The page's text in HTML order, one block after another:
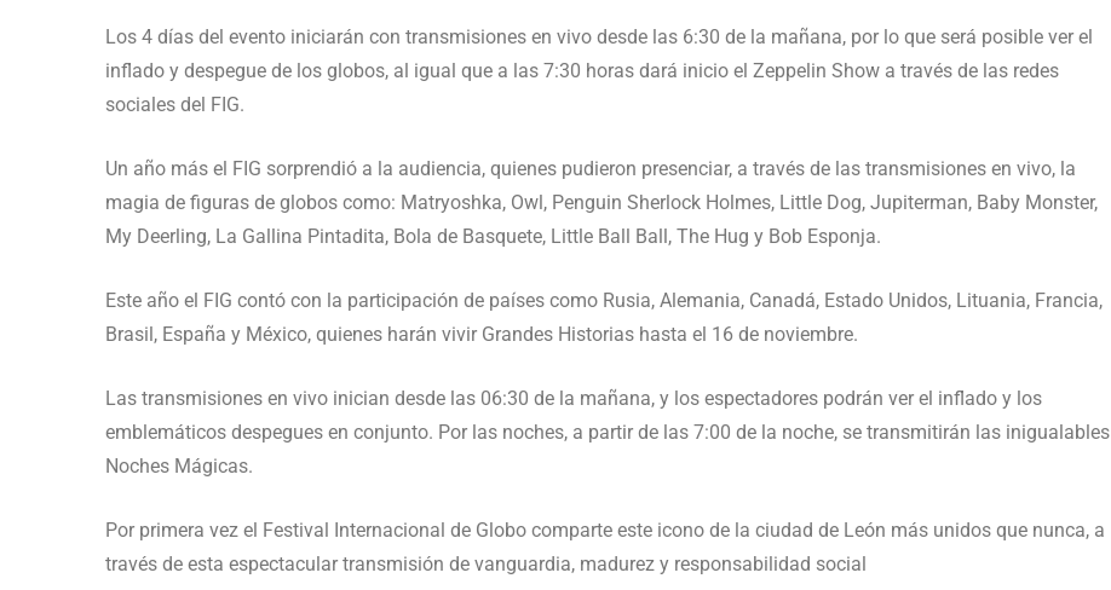
Los 4 días del evento iniciarán con transmisiones en vivo desde las 6:30 de la mañana, por lo que será posible ver el
inflado y despegue de los globos, al igual que a las 7:30 horas dará inicio el Zeppelin Show a través de las redes
sociales del FIG.
Un año más el FIG sorprendió a la audiencia, quienes pudieron presenciar, a través de las transmisiones en vivo, la
magia de figuras de globos como: Matryoshka, Owl, Penguin Sherlock Holmes, Little Dog, Jupiterman, Baby Monster,
My Deerling, La Gallina Pintadita, Bola de Basquete, Little Ball Ball, The Hug y Bob Esponja.
Este año el FIG contó con la participación de países como Rusia, Alemania, Canadá, Estado Unidos, Lituania, Francia,
Brasil, España y México, quienes harán vivir Grandes Historias hasta el 16 de noviembre.
Las transmisiones en vivo inician desde las 06:30 de la mañana, y los espectadores podrán ver el inflado y los
emblemáticos despegues en conjunto. Por las noches, a partir de las 7:00 de la noche, se transmitirán las inigualables
Noches Mágicas.
Por primera vez el Festival Internacional de Globo comparte este icono de la ciudad de León más unidos que nunca, a
través de esta espectacular transmisión de vanguardia, madurez y responsabilidad social